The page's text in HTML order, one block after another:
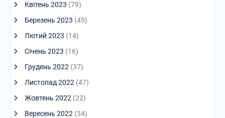
Квітень 2023 (79)
Березень 2023 (45)
Лютий 2023 (14)
Січень 2023 (16)
Грудень 2022 (37)
Листопад 2022 (47)
Жовтень 2022 (22)
Вересень 2022 (34)